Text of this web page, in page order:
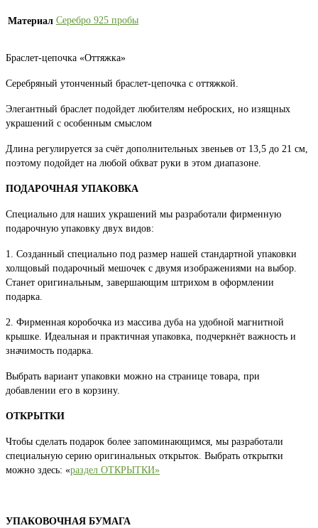
Материал Серебро 925 пробы
Браслет-цепочка «Оттяжка»
Серебряный утонченный браслет-цепочка с оттяжкой.
Элегантный браслет подойдет любителям неброских, но изящных
украшений с особенным смыслом
Длина регулируется за счёт дополнительных звеньев от 13,5 до 21 см,
поэтому подойдет на любой обхват руки в этом диапазоне.
ПОДАРОЧНАЯ УПАКОВКА
Специально для наших украшений мы разработали фирменную
подарочную упаковку двух видов:
1. Созданный специально под размер нашей стандартной упаковки
холщовый подарочный мешочек с двумя изображениями на выбор.
Станет оригинальным, завершающим штрихом в оформлении
подарка.
2. Фирменная коробочка из массива дуба на удобной магнитной
крышке. Идеальная и практичная упаковка, подчеркнёт важность и
значимость подарка.
Выбрать вариант упаковки можно на странице товара, при
добавлении его в корзину.
ОТКРЫТКИ
Чтобы сделать подарок более запоминающимся, мы разработали
специальную серию оригинальных открыток. Выбрать открытки
можно здесь: «раздел ОТКРЫТКИ»
УПАКОВОЧНАЯ БУМАГА